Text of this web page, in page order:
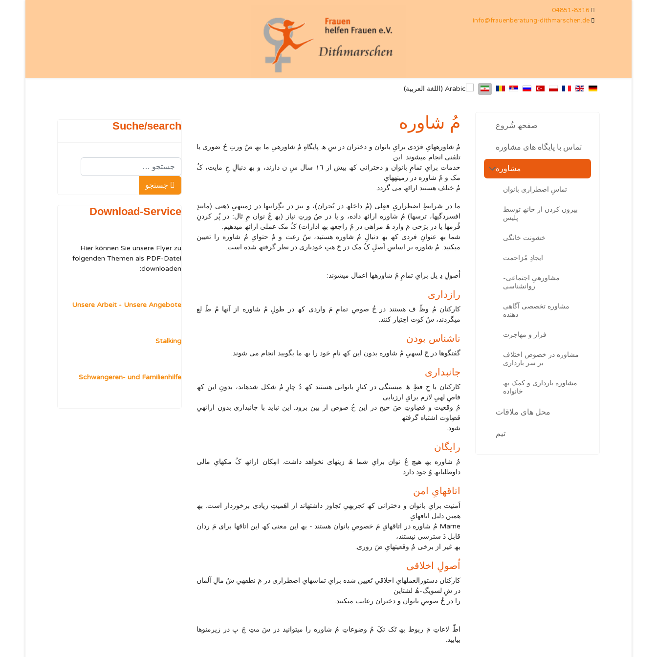
04851-8316
info@frauenberatung-dithmarschen.de
صفحھ شُروع
تماس با پایگاه ھای مشاوره
مشاوره
تماسِ اضطراری بانوان
بیرون کردن از خانھ توسط
پلیس
خشونت خانگی
ایجادِ مُزاحمت
مشاورهیِ اجتماعی-
روانشناسی
مشاوره تخصصی آگاھی
دھنده
فرار و مھاجرت
مشاوره در خصوص اختلاف
بر سر بارداری
مشاوره بارداری و کمک بھ
خانواده
محل ھای ملاقات
تیم
مُ شاوره
مُ شاورهھایِ فرَدی برایِ بانوان و دختران در سِ ھ پایگاهِ مُ شاورهیِ ما بھ صُ ورتِ حُ ضوری یا
تلفنی انجام میشوند. این
خدمات برایِ تمامِ بانوان و دخترانی کھ بیش از ۱٦ سال سِ ن دارند، و بھ دنبالِ حِ مایت، کُ
مک و مُ شاوره در زمینھھایِ
مُ ختلف ھستند ارائھ می گردد.
ما در شرایطِ اضطراریِ فعِلی (مُ داخلھ در بُحران)، و نیز در نگِرانیھا در زمینھیِ ذھنی (مانندِ
افسردگیھا، ترسھا) مُ شاوره ارائھ داده، و یا در صُ ورتِ نیاز (بھ عُ نوان مِ ثال: در پُر کردنِ
فُرمھا یا در برَخی مَ وارد ھَ مراھی در مُ راجعھ بھ ادارات) کُ مک عملی ارائھ میدھیم.
شما بھ عنوانِ فردی کھ بھ دنبالِ مُ شاوره ھستید، سُ رعت و مُ حتوایِ مُ شاوره را تعیین
میکنید. مُ شاوره بر اساسِ اَصلِ کُ مک در جَ ھتِ خودیاری در نظر گرفتھ شده است.
اُصولِ ذِ یل برایِ تمامِ مُ شاورهھا اعمال میشوند:
رازداری
کارکنان مُ وظّ ف ھستند در خُ صوصِ تمامِ مَ واردی کھ در طولِ مُ شاوره از آنھا مُ طّ لع
میگردند، سُ کوت اخِتیار کنند.
ناشناس بودن
گفتگوھا در جَ لسھیِ مُ شاوره بدون این کھ نامِ خود را بھ ما بگویید انجام می شوند.
جانبداری
کارکنان با حِ فظِ ھَ مبستگی در کنارِ بانوانی ھستند کھ دُ چارِ مُ شکل شدهاند، بدونِ این کھ
فاصِ لھیِ لازم برایِ ارزیابی
مُ وقعیت و قضِاوتِ صَ حیح در این خُ صوص از بین برود. این نباید با جانبداری بدون ارائھیِ
قضِاوت اشتباه گرفتھ
شود.
رایگان
مُ شاوره بھ ھیچ عُ نوان برایِ شما ھَ زینھای نخواھد داشت. امِکان ارائھ کُ مکھایِ مالی
داوطلبانھ وُ جود دارد.
اتاقھایِ امن
اَمنیت برایِ بانوان و دخترانی کھ تَجربھیِ تَجاوز داشتھاند از اھَمیتِ زیادی برخوردار است. بھ
ھمین دلیل اتاقھایِ
Marne مُ شاوره در اتاقھایِ مَ خصوصِ بانوان ھستند - بھ این معنی کھ این اتاقھا برای مَ ردان
قابل دَ سترسی نیستند،
بھ غیر از برخی مُ وقعیتھایِ ضَ روری.
اُصولِ اخلاقی
کارکنان دستورالعملھایِ اخلاقیِ تَعیین شده برایِ تماسھایِ اضطراری در مَ نطقھیِ شُ مالِ آلمان
در شِ لسویگ-ھُ لشتاین
را در خُ صوصِ بانوان و دختران رعایت میکنند.
اطّ لاعاتِ مَ ربوط بھ تَک تکَِ مُ وضوعاتِ مُ شاوره را میتوانید در سَ متِ چَ پ در زیرمنوھا
بیابید.
Suche/search
جستجو
Type 2 or more characters for results.
جستجو
Download-Service
Hier können Sie unsere Flyer zu
folgenden Themen als PDF-Datei
downloaden:
Unsere Arbeit - Unsere Angebote
Stalking
Schwangeren- und Familienhilfe